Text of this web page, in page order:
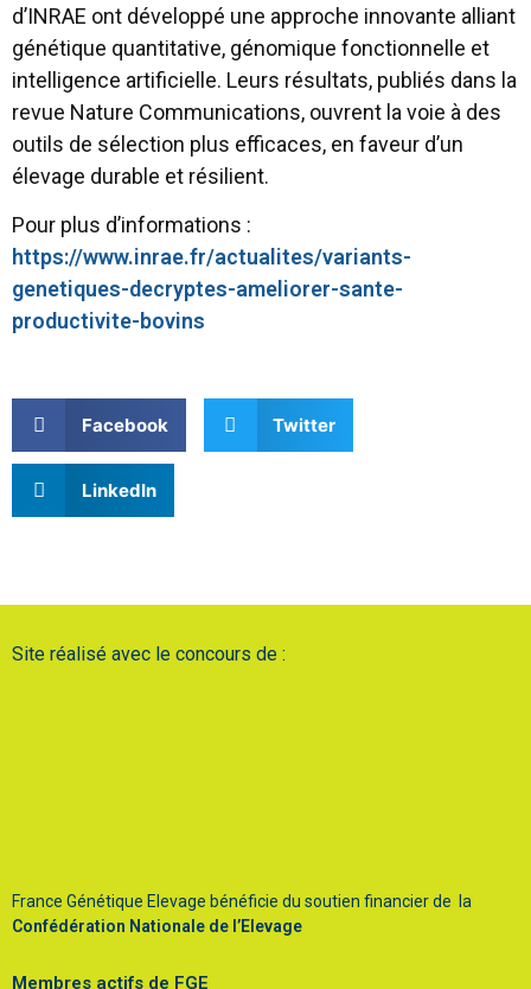
d’INRAE ont développé une approche innovante alliant
génétique quantitative, génomique fonctionnelle et
intelligence artificielle. Leurs résultats, publiés dans la
revue Nature Communications, ouvrent la voie à des
outils de sélection plus efficaces, en faveur d’un
élevage durable et résilient.
Pour plus d’informations :
https://www.inrae.fr/actualites/variants-
genetiques-decryptes-ameliorer-sante-
productivite-bovins
Facebook Twitter
LinkedIn
Site réalisé avec le concours de :
France Génétique Elevage bénéficie du soutien financier de la
Confédération Nationale de l’Elevage
Membres actifs de FGE